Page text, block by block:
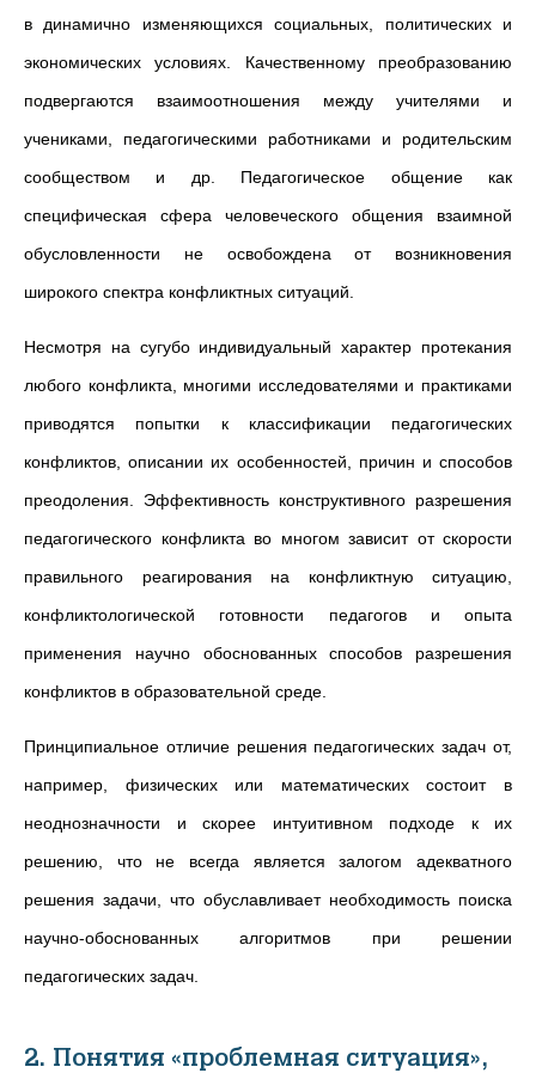
в динамично изменяющихся социальных, политических и
экономических условиях. Качественному преобразованию
подвергаются взаимоотношения между учителями и
учениками, педагогическими работниками и родительским
сообществом и др. Педагогическое общение как
специфическая сфера человеческого общения взаимной
обусловленности не освобождена от возникновения
широкого спектра конфликтных ситуаций.
Несмотря на сугубо индивидуальный характер протекания
любого конфликта, многими исследователями и практиками
приводятся попытки к классификации педагогических
конфликтов, описании их особенностей, причин и способов
преодоления. Эффективность конструктивного разрешения
педагогического конфликта во многом зависит от скорости
правильного реагирования на конфликтную ситуацию,
конфликтологической готовности педагогов и опыта
применения научно обоснованных способов разрешения
конфликтов в образовательной среде.
Принципиальное отличие решения педагогических задач от,
например, физических или математических состоит в
неоднозначности и скорее интуитивном подходе к их
решению, что не всегда является залогом адекватного
решения задачи, что обуславливает необходимость поиска
научно-обоснованных алгоритмов при решении
педагогических задач.
2. Понятия «проблемная ситуация»,